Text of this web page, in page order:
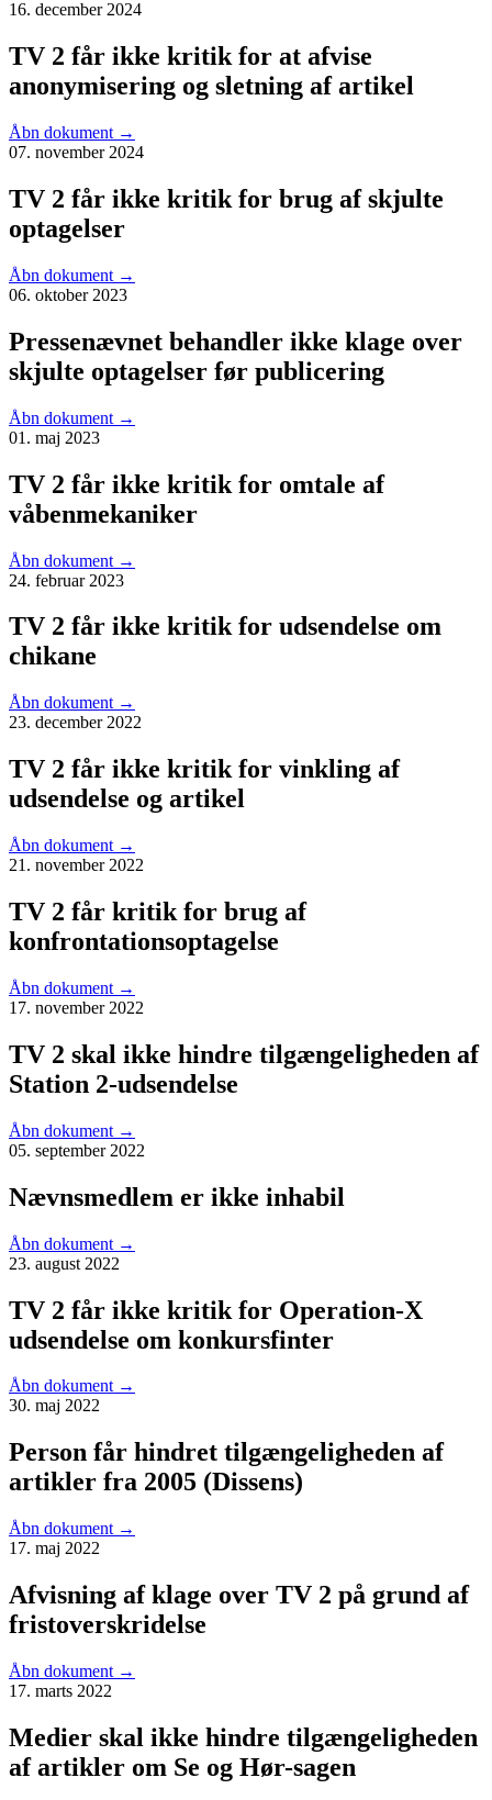
16. december 2024
TV 2 får ikke kritik for at afvise
anonymisering og sletning af artikel
Åbn dokument →
07. november 2024
TV 2 får ikke kritik for brug af skjulte
optagelser
Åbn dokument →
06. oktober 2023
Pressenævnet behandler ikke klage over
skjulte optagelser før publicering
Åbn dokument →
01. maj 2023
TV 2 får ikke kritik for omtale af
våbenmekaniker
Åbn dokument →
24. februar 2023
TV 2 får ikke kritik for udsendelse om
chikane
Åbn dokument →
23. december 2022
TV 2 får ikke kritik for vinkling af
udsendelse og artikel
Åbn dokument →
21. november 2022
TV 2 får kritik for brug af
konfrontationsoptagelse
Åbn dokument →
17. november 2022
TV 2 skal ikke hindre tilgængeligheden af
Station 2-udsendelse
Åbn dokument →
05. september 2022
Nævnsmedlem er ikke inhabil
Åbn dokument →
23. august 2022
TV 2 får ikke kritik for Operation-X
udsendelse om konkursfinter
Åbn dokument →
30. maj 2022
Person får hindret tilgængeligheden af
artikler fra 2005 (Dissens)
Åbn dokument →
17. maj 2022
Afvisning af klage over TV 2 på grund af
fristoverskridelse
Åbn dokument →
17. marts 2022
Medier skal ikke hindre tilgængeligheden
af artikler om Se og Hør-sagen